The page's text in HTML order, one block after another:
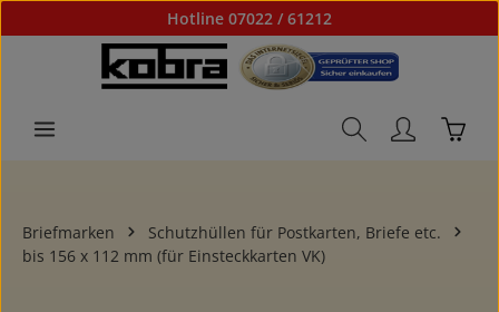
Zum Hauptinhalt springenHotline 07022 / 61212
Briefmarken
Schutzhüllen für Postkarten, Briefe etc.
bis 156 x 112 mm (für Einsteckkarten VK)